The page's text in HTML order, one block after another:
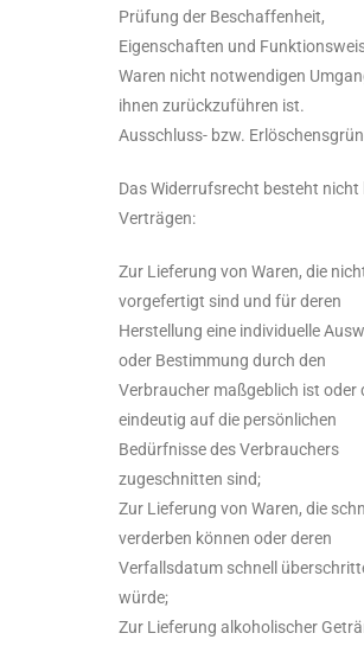
Prüfung der Beschaffenheit,
Eigenschaften und
Waren nicht notwendigen
ihnen zurückzuführen ist.
Ausschluss- bzw.
Das Widerrufsrecht besteht nicht
Verträgen:
Zur Lieferung von Waren, die
vorgefertigt sind und für deren
Herstellung eine individuelle
oder Bestimmung durch den
Verbraucher maßgeblich ist oder
eindeutig auf die persönlichen
Bedürfnisse des Verbrauchers
zugeschnitten sind;
Zur Lieferung von Waren, die
verderben können oder deren
Verfallsdatum schnell
würde;
Zur Lieferung alkoholischer